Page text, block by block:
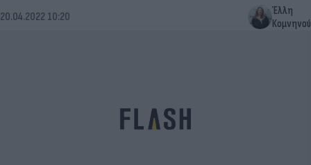
20.04.2022 10:20
Έλλη
Κομνηνού